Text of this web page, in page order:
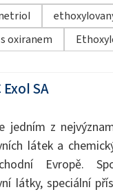
oxiranem
Exol SA
jedním z
látek a
Evropě.
látky, speciální